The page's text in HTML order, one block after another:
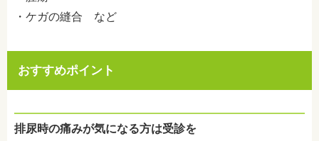
・ケガの縫合 など
おすすめポイント
排尿時の痛みが気になる方は受診を